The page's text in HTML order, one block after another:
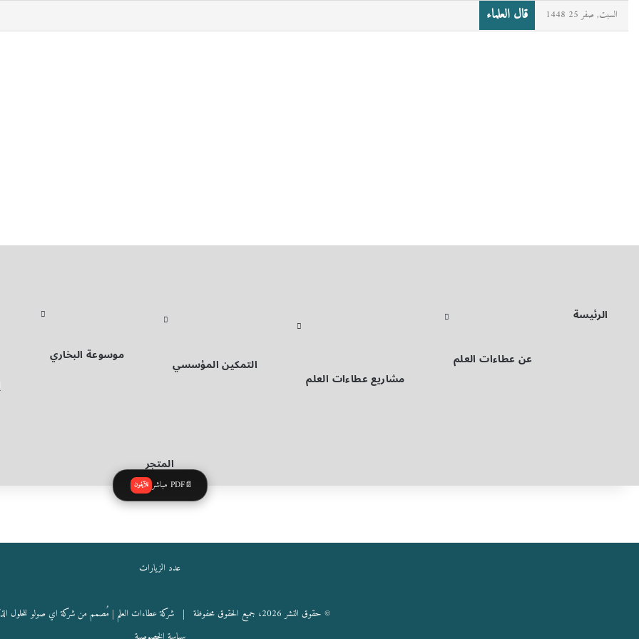
السبت, صفر 25 1448 قال العلماء
الرئيسة
عن عطاءات العلم
مشاريع عطاءات العلم
التمكين المؤسسي
موسوعة البخاري
المتجر
📄PDF مباشر للآيفون
عدد الزيارات
© حقوق النشر 2026، جميع الحقوق محفوظة |
شركة عطاءات العلم| مُصمم من شركة اي صولو للحلول